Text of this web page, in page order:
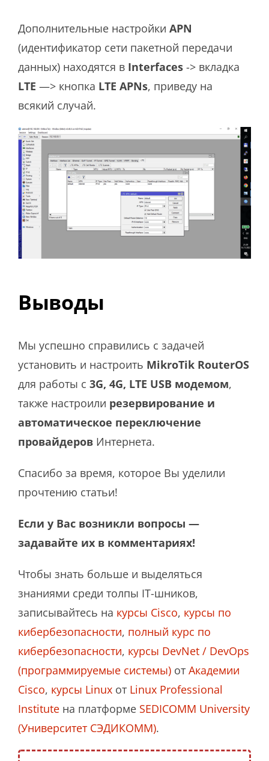
Дополнительные настройки APN
(идентификатор сети пакетной передачи
данных) находятся в Interfaces -> вкладка
LTE —> кнопка LTE APNs, приведу на
всякий случай.
Выводы
Мы успешно справились с задачей
установить и настроить MikroTik RouterOS
для работы с 3G, 4G, LTE USB модемом,
также настроили резервирование и
автоматическое переключение
провайдеров Интернета.
Спасибо за время, которое Вы уделили
прочтению статьи!
Если у Вас возникли вопросы —
задавайте их в комментариях!
Чтобы знать больше и выделяться
знаниями среди толпы IT-шников,
записывайтесь на курсы Cisco, курсы по
кибербезопасности, полный курс по
кибербезопасности, курсы DevNet / DevOps
(программируемые системы) от Академии
Cisco, курсы Linux от Linux Professional
Institute на платформе SEDICOMM University
(Университет СЭДИКОММ).